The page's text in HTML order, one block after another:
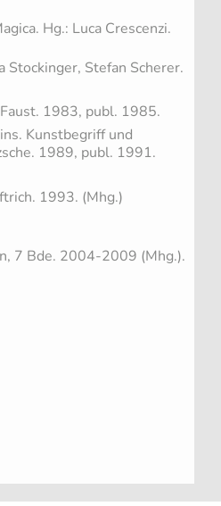
Hg.: Luca Crescenzi.
Stockinger, Stefan Scherer.
1983, publ. 1985.
Kunstbegriff und
1989, publ. 1991.
1993. (Mhg.)
7 Bde. 2004-2009 (Mhg.).